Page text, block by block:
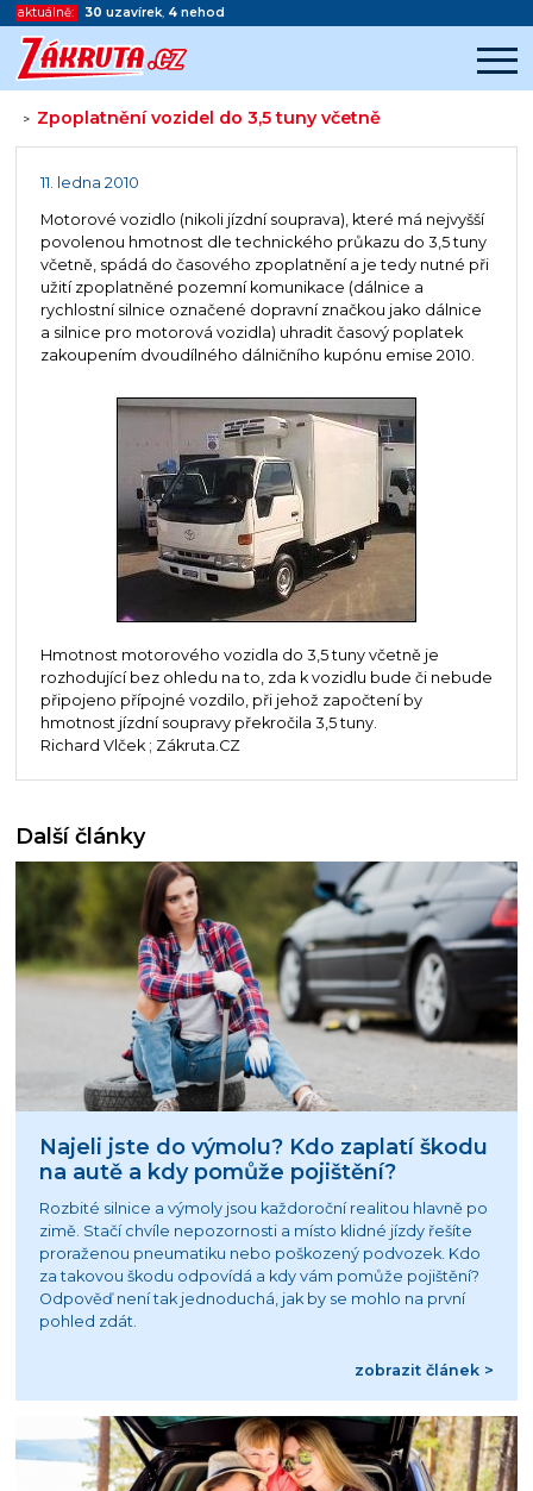
aktuálně: 30 uzavírek, 4 nehod
> Zpoplatnění vozidel do 3,5 tuny včetně
Začátek reklamy
11. ledna 2010
Motorové vozidlo (nikoli jízdní souprava), které má nejvyšší
povolenou hmotnost dle technického průkazu do 3,5 tuny
včetně, spádá do časového zpoplatnění a je tedy nutné při
užití zpoplatněné pozemní komunikace (dálnice a
rychlostní silnice označené dopravní značkou jako dálnice
a silnice pro motorová vozidla) uhradit časový poplatek
zakoupením dvoudílného dálničního kupónu emise 2010.
Hmotnost motorového vozidla do 3,5 tuny včetně je
rozhodující bez ohledu na to, zda k vozidlu bude či nebude
připojeno přípojné vozdilo, při jehož započtení by
hmotnost jízdní soupravy překročila 3,5 tuny.
Richard Vlček ; Zákruta.CZ
Další články
Najeli jste do výmolu? Kdo zaplatí škodu
na autě a kdy pomůže pojištění?
Rozbité silnice a výmoly jsou každoroční realitou hlavně po
zimě. Stačí chvíle nepozornosti a místo klidné jízdy řešíte
proraženou pneumatiku nebo poškozený podvozek. Kdo
za takovou škodu odpovídá a kdy vám pomůže pojištění?
Odpověď není tak jednoduchá, jak by se mohlo na první
pohled zdát.
zobrazit článek >